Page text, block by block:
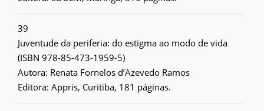
39
Juventude da periferia: do estigma ao modo de vida
(ISBN 978-85-473-1959-5)
Autora: Renata Fornelos d’Azevedo Ramos
Editora: Appris, Curitiba, 181 páginas.